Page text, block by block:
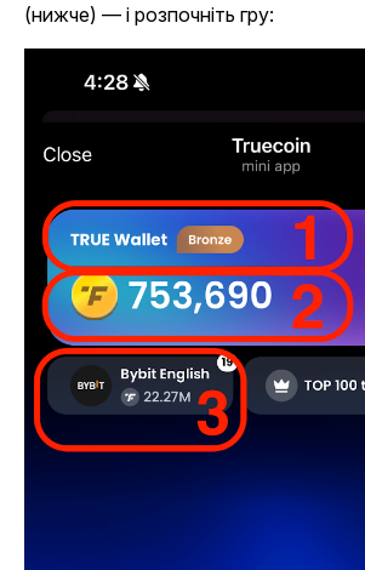
(нижче) — і розпочніть гру: